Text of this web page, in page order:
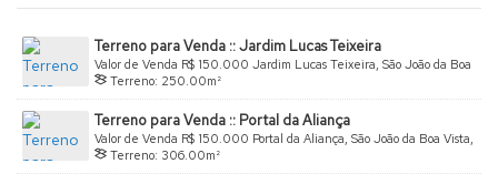
Terreno para Venda :: Jardim Lucas Teixeira
R$ 150.000
Valor de Venda
Jardim Lucas Teixeira, São João da Boa
Vista, São Paulo, Brasil
Terreno: 250.00m²
Terreno para Venda :: Portal da Aliança
R$ 150.000
Valor de Venda
Portal da Aliança, São João da Boa Vista,
São Paulo, Brasil
Terreno: 306.00m²